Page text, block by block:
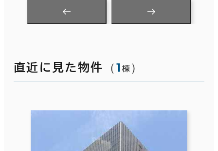
直近に見た物件 （1 棟 ）